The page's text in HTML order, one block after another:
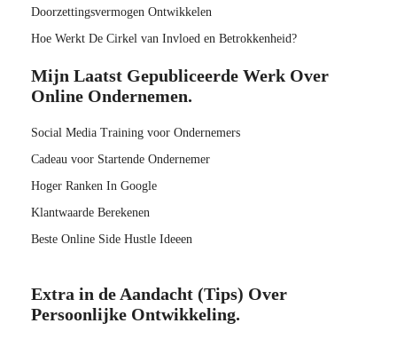
Doorzettingsvermogen Ontwikkelen
Hoe Werkt De Cirkel van Invloed en Betrokkenheid?
Mijn Laatst Gepubliceerde Werk Over
Online Ondernemen.
Social Media Training voor Ondernemers
Cadeau voor Startende Ondernemer
Hoger Ranken In Google
Klantwaarde Berekenen
Beste Online Side Hustle Ideeen
Extra in de Aandacht (Tips) Over
Persoonlijke Ontwikkeling.